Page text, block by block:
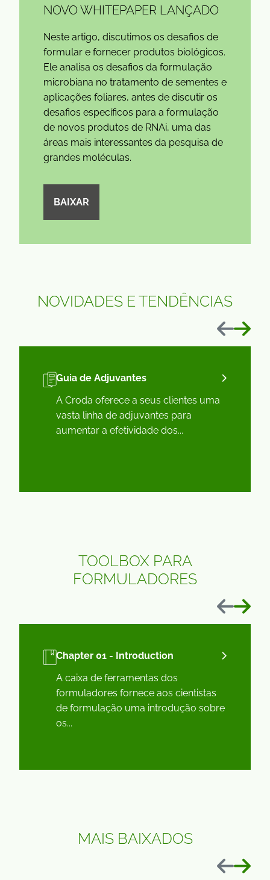
NOVO WHITEPAPER LANÇADO
Neste artigo, discutimos os desafios de
formular e fornecer produtos biológicos.
Ele analisa os desafios da formulação
microbiana no tratamento de sementes e
aplicações foliares, antes de discutir os
desafios específicos para a formulação
de novos produtos de RNAi, uma das
áreas mais interessantes da pesquisa de
grandes moléculas.
BAIXAR
NOVIDADES E TENDÊNCIAS
AnteriorPróximo
Guia de Adjuvantes
A Croda oferece a seus clientes uma
vasta linha de adjuvantes para
aumentar a efetividade dos...
TOOLBOX PARA
FORMULADORES
AnteriorPróximo
Chapter 01 - Introduction
A caixa de ferramentas dos
formuladores fornece aos cientistas
de formulação uma introdução sobre
os...
MAIS BAIXADOS
AnteriorPróximo